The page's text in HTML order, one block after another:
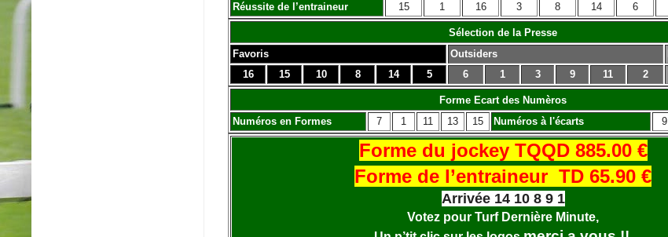
Réussite de l’entraineur
15 1 16 3 8 14 6
Sélection de la Presse
Favoris
Outsiders
16
15 10 8 14 5 6 1 3 9 11 2
Forme Ecart des Numèros
Numéros en Formes
7 1 11 13 15 Numéros à l'écarts 9
Forme du jockeyTQQD 885.00 €
Forme de l’entraineur TD 65.90 €
Arrivée 14 10 8 9 1
Votez pour Turf Dernière Minute,